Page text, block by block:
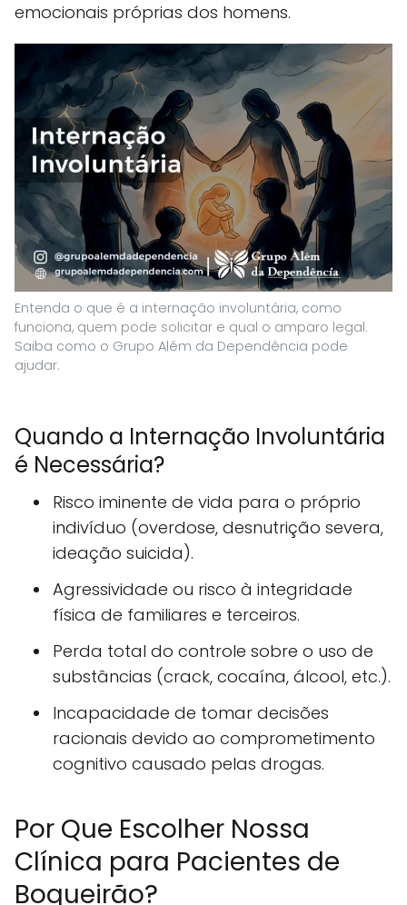
emocionais próprias dos homens.
Entenda o que é a internação involuntária, como
funciona, quem pode solicitar e qual o amparo legal.
Saiba como o Grupo Além da Dependência pode
ajudar.
Quando a Internação Involuntária
é Necessária?
Risco iminente de vida para o próprio
indivíduo (overdose, desnutrição severa,
ideação suicida).
Agressividade ou risco à integridade
física de familiares e terceiros.
Perda total do controle sobre o uso de
substâncias (crack, cocaína, álcool, etc.).
Incapacidade de tomar decisões
racionais devido ao comprometimento
cognitivo causado pelas drogas.
Por Que Escolher Nossa
Clínica para Pacientes de
Boqueirão?